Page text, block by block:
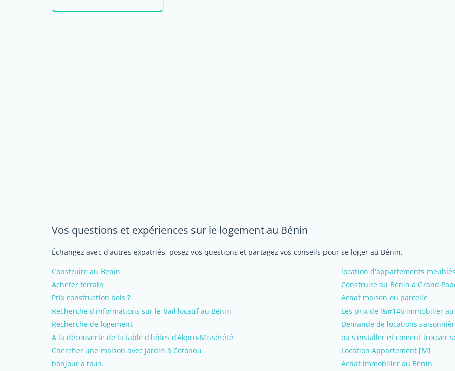
des ...
Vos questions et expériences sur le logement au Bénin
Échangez avec d'autres expatriés, posez vos questions et partagez vos conseils pour se loger au Bénin.
Construire au Benin.
location d'appartements
Acheter terrain
Construire au Bénin a Grand
Prix construction bois ?
Achat maison ou parcelle
Recherche d'informations sur le bail locatif au Bénin
Les prix de l&#146;immobilier
Recherche de logement
Demande de locations
A la découverte de la table d'hôtes d’Akpro-Missérété
ou s'installer et coment trouver
Chercher une maison avec jardin à Cotonou
Location Appartement [M]
bonjour a tous.
Achat immobilier au Bénin